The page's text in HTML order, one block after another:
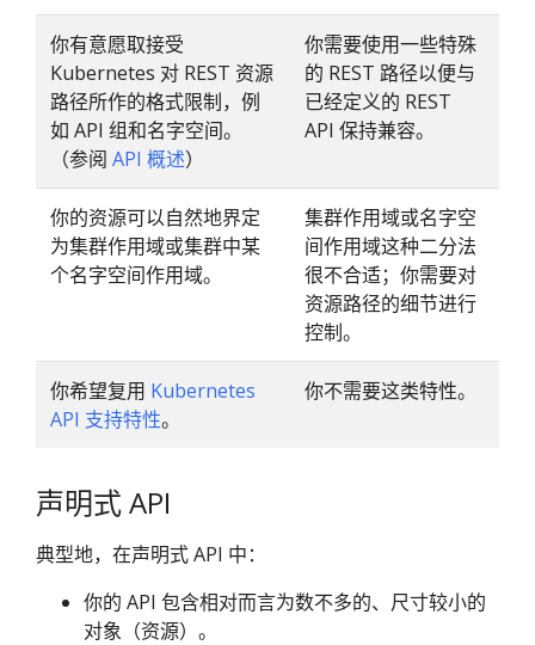
你有意愿取接受
Kubernetes 对 REST 资源
路径所作的格式限制，例
如 API 组和名字空间。
（参阅 API 概述）
你需要使用一些特殊
的 REST 路径以便与
已经定义的 REST
API 保持兼容。
你的资源可以自然地界定
为集群作用域或集群中某
个名字空间作用域。
集群作用域或名字空
间作用域这种二分法
很不合适；你需要对
资源路径的细节进行
控制。
你希望复用 Kubernetes
API 支持特性。
你不需要这类特性。
声明式 API
典型地，在声明式 API 中：
你的 API 包含相对而言为数不多的、尺寸较小的
对象（资源）。